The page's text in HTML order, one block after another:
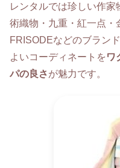
レンタルでは珍しい作
術織物・九重・紅一点
FRISODEなどのブラン
よいコーディネートを ワ
パの良さが魅力です。